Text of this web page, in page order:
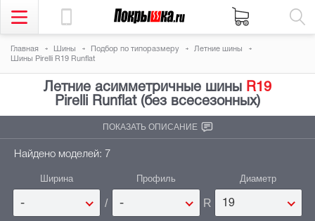
Главная Шины Подбор по типоразмеру
Летние шины
Шины Pirelli R19 Runflat
Летние асимметричные шины
R19
Pirelli Runflat (без всесезонных)
ПОКАЗАТЬ ОПИСАНИЕ
Найдено моделей: 7
Ширина
- /
Профиль
- R
Диаметр
19